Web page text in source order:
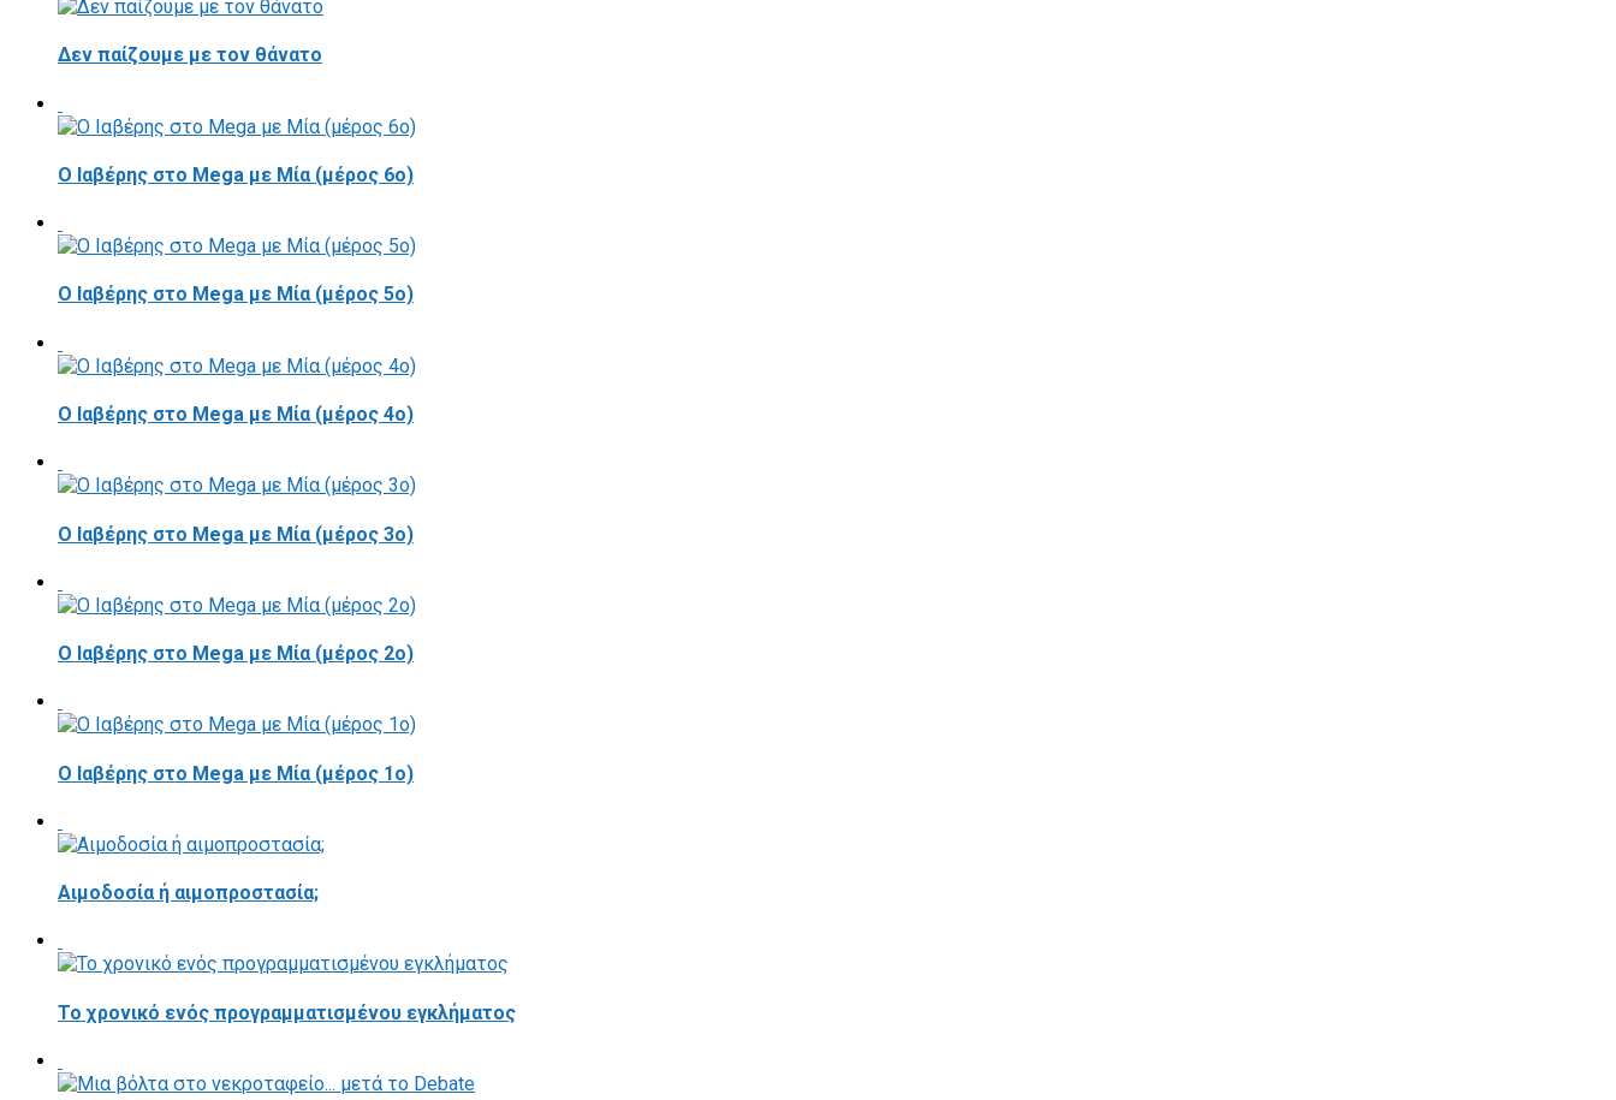
Δεν παίζουμε με τον θάνατο
Ο Ιαβέρης στο Mega με Μία (μέρος 6ο)
Ο Ιαβέρης στο Mega με Μία (μέρος 5ο)
Ο Ιαβέρης στο Mega με Μία (μέρος 4ο)
Ο Ιαβέρης στο Mega με Μία (μέρος 3ο)
Ο Ιαβέρης στο Mega με Μία (μέρος 2ο)
O Ιαβέρης στο Mega με Μία (μέρος 1ο)
Αιμοδοσία ή αιμοπροστασία;
Το χρονικό ενός προγραμματισμένου εγκλήματος